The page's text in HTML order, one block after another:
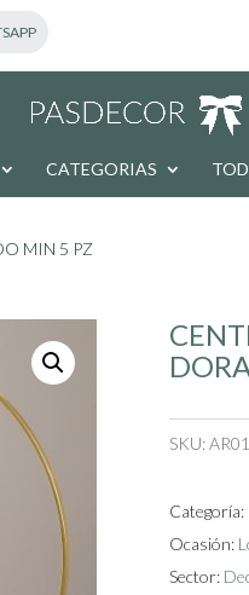
CATEGORIAS
MIN 5 PZ
SKU:
Categoría:
Ocasión:
Sector: